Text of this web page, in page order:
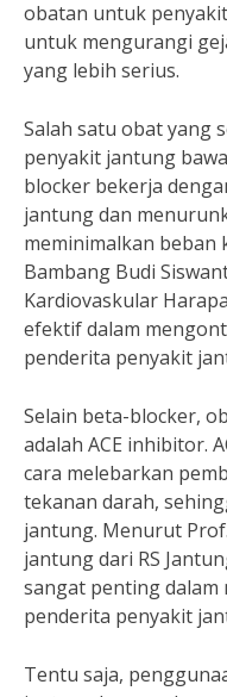
obatan untuk
untuk mengurangi
yang lebih serius.
Salah satu obat yang
penyakit jantung
blocker bekerja
jantung dan
meminimalkan beban
Bambang Budi
Kardiovaskular
efektif dalam
penderita penyakit
Selain beta-blocker,
adalah ACE inhibitor.
cara melebarkan
tekanan darah,
jantung. Menurut
jantung dari RS
sangat penting dalam
penderita penyakit
Tentu saja,